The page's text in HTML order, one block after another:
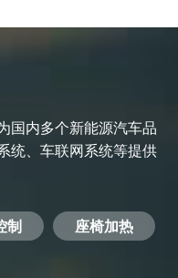
国内多个新能源汽车品
统、车联网系统等提供
制
座椅加热
电机驱动
服务器电源
机顶盒
智能交通